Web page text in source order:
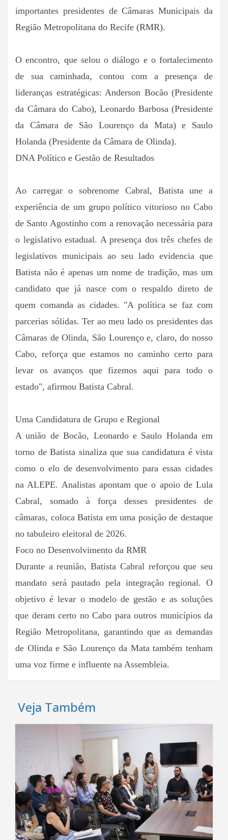
importantes presidentes de Câmaras Municipais da
Região Metropolitana do Recife (RMR).
O encontro, que selou o diálogo e o fortalecimento
de sua caminhada, contou com a presença de
lideranças estratégicas: Anderson Bocão (Presidente
da Câmara do Cabo), Leonardo Barbosa (Presidente
da Câmara de São Lourenço da Mata) e Saulo
Holanda (Presidente da Câmara de Olinda).
DNA Político e Gestão de Resultados
Ao carregar o sobrenome Cabral, Batista une a
experiência de um grupo político vitorioso no Cabo
de Santo Agostinho com a renovação necessária para
o legislativo estadual. A presença dos três chefes de
legislativos municipais ao seu lado evidencia que
Batista não é apenas um nome de tradição, mas um
candidato que já nasce com o respaldo direto de
quem comanda as cidades. "A política se faz com
parcerias sólidas. Ter ao meu lado os presidentes das
Câmaras de Olinda, São Lourenço e, claro, do nosso
Cabo, reforça que estamos no caminho certo para
levar os avanços que fizemos aqui para todo o
estado", afirmou Batista Cabral.
Uma Candidatura de Grupo e Regional
A união de Bocão, Leonardo e Saulo Holanda em
torno de Batista sinaliza que sua candidatura é vista
como o elo de desenvolvimento para essas cidades
na ALEPE. Analistas apontam que o apoio de Lula
Cabral, somado à força desses presidentes de
câmaras, coloca Batista em uma posição de destaque
no tabuleiro eleitoral de 2026.
Foco no Desenvolvimento da RMR
Durante a reunião, Batista Cabral reforçou que seu
mandato será pautado pela integração regional. O
objetivo é levar o modelo de gestão e as soluções
que deram certo no Cabo para outros municípios da
Região Metropolitana, garantindo que as demandas
de Olinda e São Lourenço da Mata também tenham
uma voz firme e influente na Assembleia.
Veja Também